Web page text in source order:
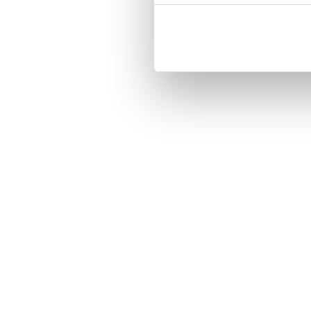
Customized front and black
Three handy card slots on the
Pocket inside, which is ideal for